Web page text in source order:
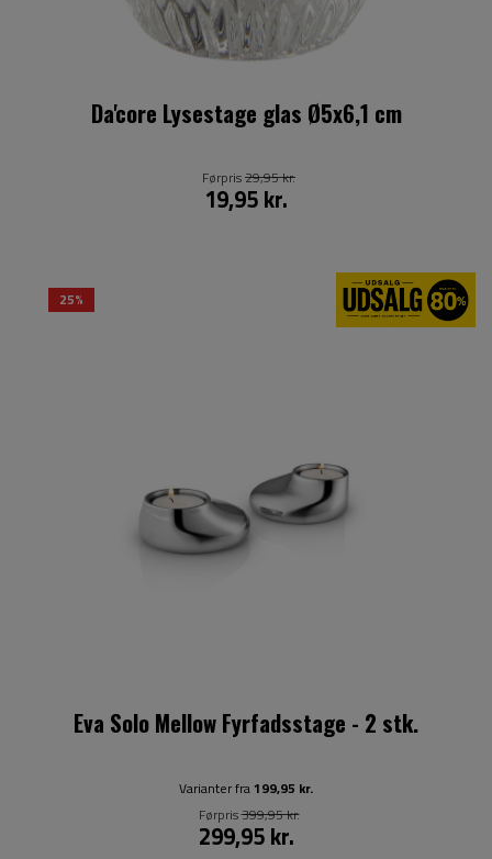
Da'core Lysestage glas Ø5x6,1 cm
19,95 kr.
Førpris29,95 kr.
25%
Eva Solo Mellow Fyrfadsstage - 2 stk.
Varianter fra 199,95 kr.
299,95 kr.
Førpris399,95 kr.